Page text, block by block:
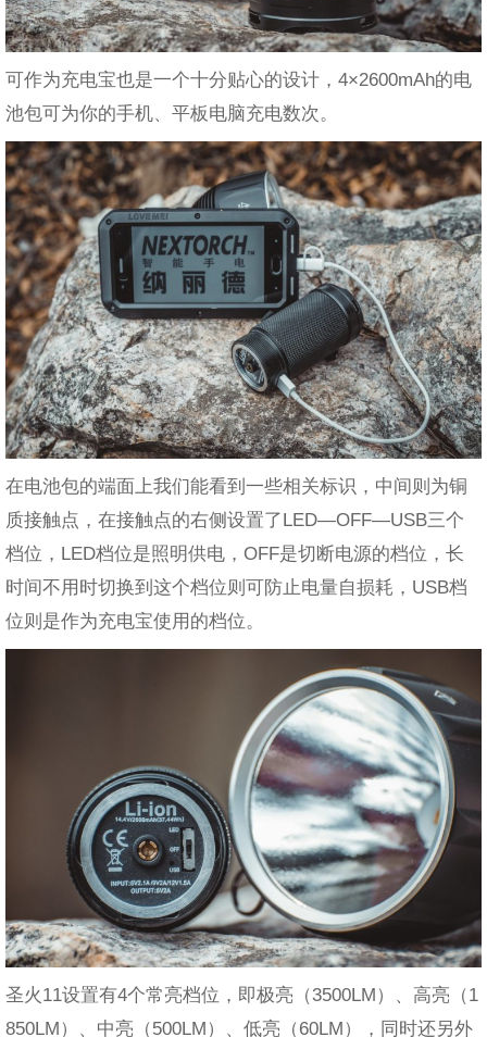
可作为充电宝也是一个十分贴心的设计，4×2600mAh的电
池包可为你的手机、平板电脑充电数次。
在电池包的端面上我们能看到一些相关标识，中间则为铜
质接触点，在接触点的右侧设置了LED—OFF—USB三个
档位，LED档位是照明供电，OFF是切断电源的档位，长
时间不用时切换到这个档位则可防止电量自损耗，USB档
位则是作为充电宝使用的档位。
圣火11设置有4个常亮档位，即极亮（3500LM）、高亮（1
850LM）、中亮（500LM）、低亮（60LM），同时还另外